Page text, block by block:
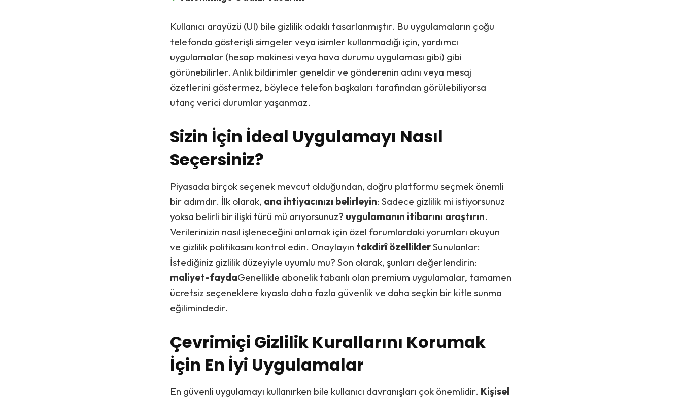
Kullanıcı arayüzü (UI) bile gizlilik odaklı tasarlanmıştır. Bu uygulamaların çoğu
telefonda gösterişli simgeler veya isimler kullanmadığı için, yardımcı
uygulamalar (hesap makinesi veya hava durumu uygulaması gibi) gibi
görünebilirler. Anlık bildirimler geneldir ve gönderenin adını veya mesaj
özetlerini göstermez, böylece telefon başkaları tarafından görülebiliyorsa
utanç verici durumlar yaşanmaz.
Sizin İçin İdeal Uygulamayı Nasıl
Seçersiniz?
Piyasada birçok seçenek mevcut olduğundan, doğru platformu seçmek önemli
bir adımdır. İlk olarak, ana ihtiyacınızı belirleyin: Sadece gizlilik mi istiyorsunuz
yoksa belirli bir ilişki türü mü arıyorsunuz? uygulamanın itibarını araştırın.
Verilerinizin nasıl işleneceğini anlamak için özel forumlardaki yorumları okuyun
ve gizlilik politikasını kontrol edin. Onaylayın takdirî özelliklerSunulanlar:
İstediğiniz gizlilik düzeyiyle uyumlu mu? Son olarak, şunları değerlendirin:
maliyet-faydaGenellikle abonelik tabanlı olan premium uygulamalar, tamamen
ücretsiz seçeneklere kıyasla daha fazla güvenlik ve daha seçkin bir kitle sunma
eğilimindedir.
Çevrimiçi Gizlilik Kurallarını Korumak
İçin En İyi Uygulamalar
En güvenli uygulamayı kullanırken bile kullanıcı davranışları çok önemlidir. Kişisel